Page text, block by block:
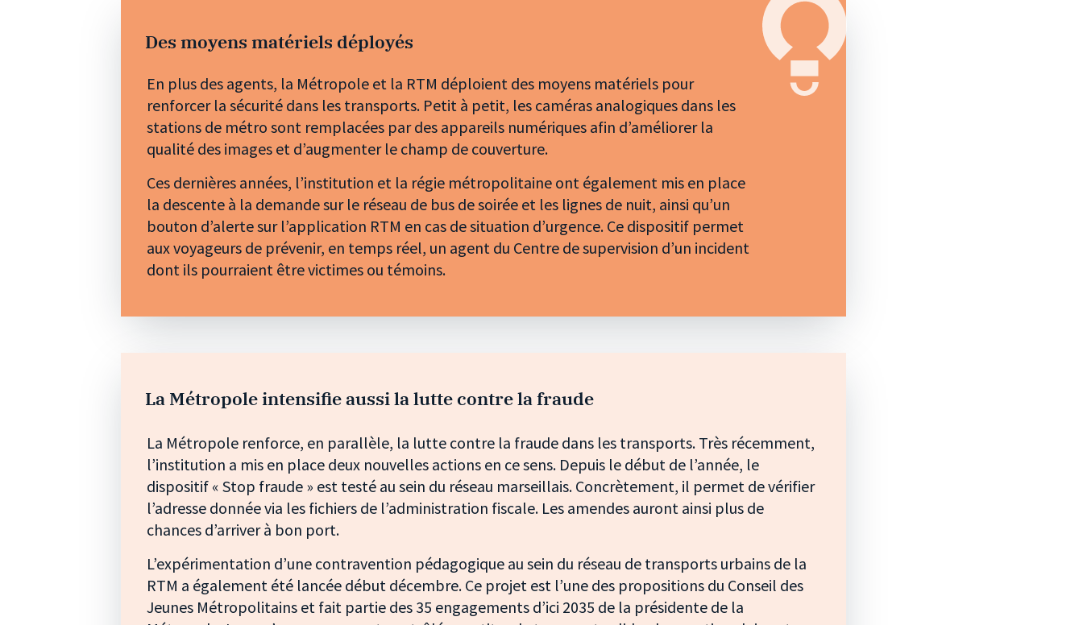
Des moyens matériels déployés
En plus des agents, la Métropole et la RTM déploient des moyens matériels pour
renforcer la sécurité dans les transports. Petit à petit, les caméras analogiques dans les
stations de métro sont remplacées par des appareils numériques afin d’améliorer la
qualité des images et d’augmenter le champ de couverture.
Ces dernières années, l’institution et la régie métropolitaine ont également mis en place
la descente à la demande sur le réseau de bus de soirée et les lignes de nuit, ainsi qu’un
bouton d’alerte sur l’application RTM en cas de situation d’urgence. Ce dispositif permet
aux voyageurs de prévenir, en temps réel, un agent du Centre de supervision d’un incident
dont ils pourraient être victimes ou témoins.
La Métropole intensifie aussi la lutte contre la fraude
La Métropole renforce, en parallèle, la lutte contre la fraude dans les transports. Très récemment,
l’institution a mis en place deux nouvelles actions en ce sens. Depuis le début de l’année, le
dispositif « Stop fraude » est testé au sein du réseau marseillais. Concrètement, il permet de vérifier
l’adresse donnée via les fichiers de l’administration fiscale. Les amendes auront ainsi plus de
chances d’arriver à bon port.
L’expérimentation d’une contravention pédagogique au sein du réseau de transports urbains de la
RTM a également été lancée début décembre. Ce projet est l’une des propositions du Conseil des
Jeunes Métropolitains et fait partie des 35 engagements d’ici 2035 de la présidente de la